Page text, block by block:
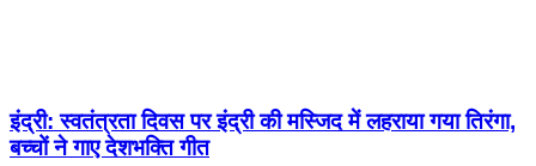
इंद्री: स्वतंत्रता दिवस पर इंद्री की मस्जिद में लहराया गया तिरंगा,
बच्चों ने गाए देशभक्ति गीत